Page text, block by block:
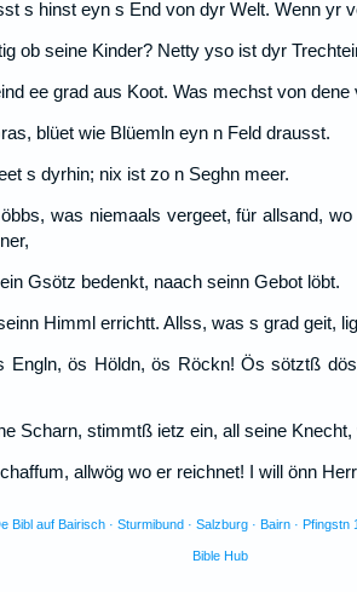
s hinst eyn s End von dyr Welt. Wenn yr
ob seine Kinder? Netty yso ist dyr
ee grad aus Koot. Was mechst von dene
blüet wie Blüemln eyn n Feld drausst.
s dyrhin; nix ist zo n Seghn meer.
was niemaals vergeet, für allsand,
Gsötz bedenkt, naach seinn Gebot löbt.
Himml errichtt. Allss, was s grad geit,
Engln, ös Höldn, ös Röckn! Ös sötztß
Scharn, stimmtß ietz ein, all seine Knecht,
allwög wo er reichnet! I will önn
Bibl auf Bairisch · Sturmibund · Salzburg · Bairn · Pfingstn
Bible Hub